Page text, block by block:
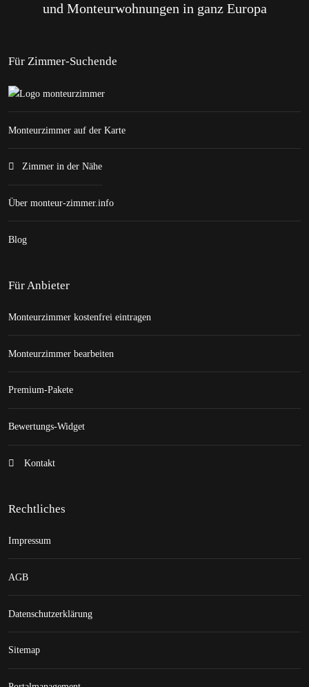
und Monteurwohnungen in ganz Europa
Für Zimmer-Suchende
Monteurzimmer auf der Karte
Zimmer in der Nähe
Über monteur-zimmer.info
Blog
Für Anbieter
Monteurzimmer kostenfrei eintragen
Monteurzimmer bearbeiten
Premium-Pakete
Bewertungs-Widget
Kontakt
Rechtliches
Impressum
AGB
Datenschutzerklärung
Sitemap